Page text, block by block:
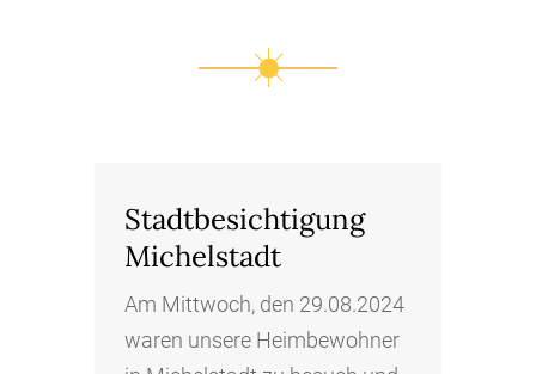
Stadtbesichtigung
Michelstadt
Am Mittwoch, den 29.08.2024
waren unsere Heimbewohner